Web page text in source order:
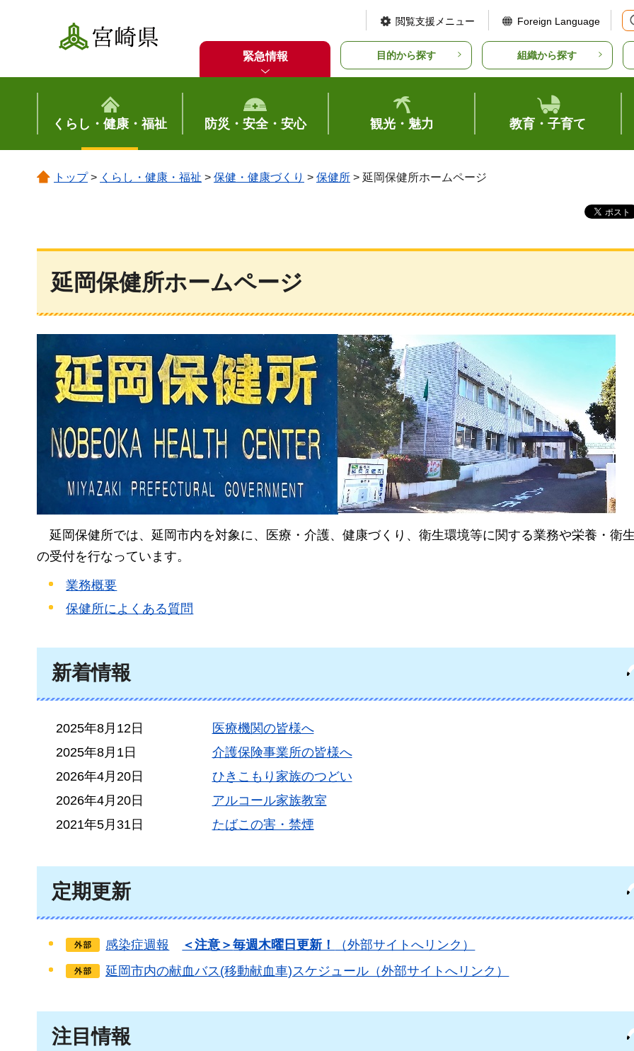
宮崎県
閲覧支援メニュー Foreign Language
緊急情報 目的から探す 組織から探す
くらし・健康・福祉 防災・安全・安心 観光・魅力 教育・子育て
トップ> くらし・健康・福祉 > 保健・健康づくり > 保健所 > 延岡保健所ホームページ
延岡保健所ホームページ
延岡保健所では、 延岡市内を対象に、医療・介護、健康づくり、衛生環境等に関する業務や栄養・衛
の受付を行なっています。
業務概要
保健所によくある質問
新着情報
2025年8月12日
医療機関の皆様へ
2025年8月1日
介護保険事業所の皆様へ
2026年4月20日
ひきこもり家族のつどい
2026年4月20日
アルコール家族教室
2021年5月31日
たばこの害・禁煙
定期更新
感染症週報 ＜注意＞毎週木曜日更新！
（外部サイトへリンク）
延岡市内の献血バス(移動献血車)スケジュール（外部サイトへリンク）
注目情報